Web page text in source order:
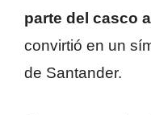
parte del casco
convirtió en un
de Santander.